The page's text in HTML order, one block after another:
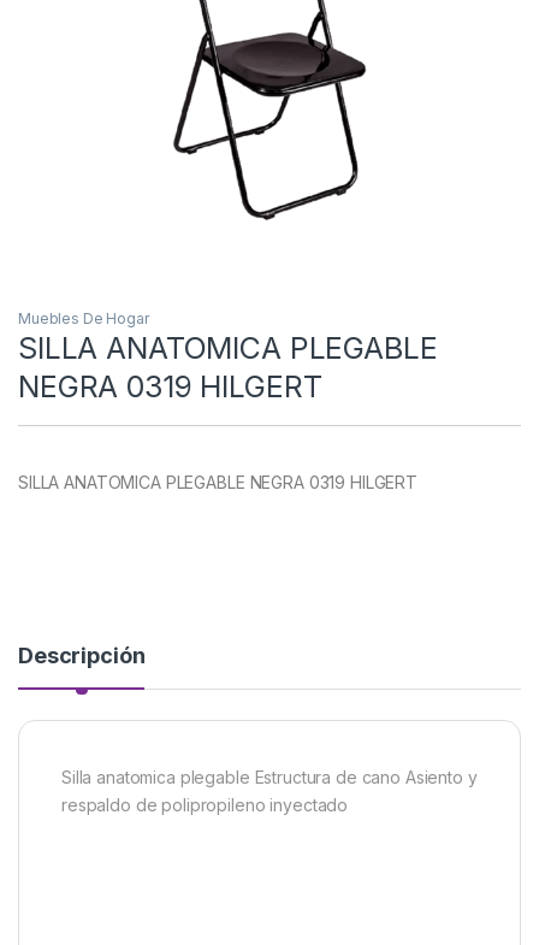
Muebles De Hogar
SILLA ANATOMICA PLEGABLE
NEGRA 0319 HILGERT
SILLA ANATOMICA PLEGABLE NEGRA 0319 HILGERT
Descripción
Silla anatomica plegable Estructura de cano Asiento y
respaldo de polipropileno inyectado